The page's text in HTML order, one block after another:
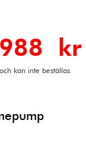
kr
kan inte beställas